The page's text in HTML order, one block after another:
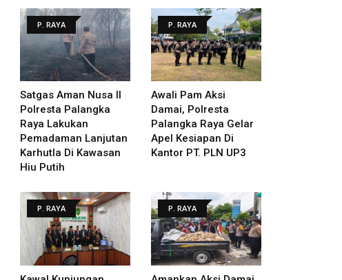
P. RAYA
Satgas Aman Nusa II
Polresta Palangka
Raya Lakukan
Pemadaman Lanjutan
Karhutla Di Kawasan
Hiu Putih
P. RAYA
Awali Pam Aksi
Damai, Polresta
Palangka Raya Gelar
Apel Kesiapan Di
Kantor PT. PLN UP3
P. RAYA P. RAYA